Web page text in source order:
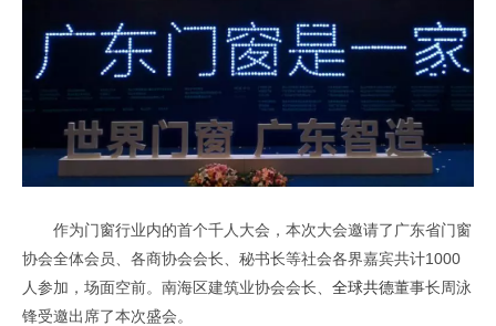
作为门窗行业内的首个千人大会，本次大会邀请了广东省门窗
协会全体会员、各商协会会长、秘书长等社会各界嘉宾共计1000
人参加，场面空前。南海区建筑业协会会长、 全球共德董事长周泳
锋受邀出席了本次盛会。